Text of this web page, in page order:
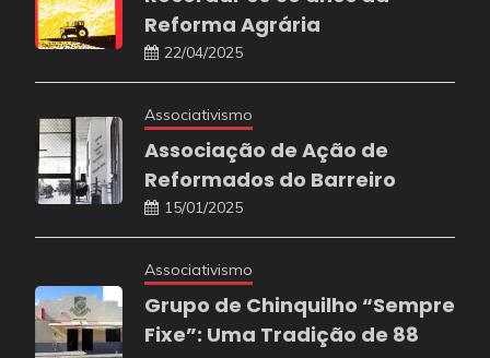
Reforma Agrária
22/04/2025
Associativismo
Associação de Ação de
Reformados do Barreiro
15/01/2025
Associativismo
Grupo de Chinquilho “Sempre
Fixe”: Uma Tradição de 88